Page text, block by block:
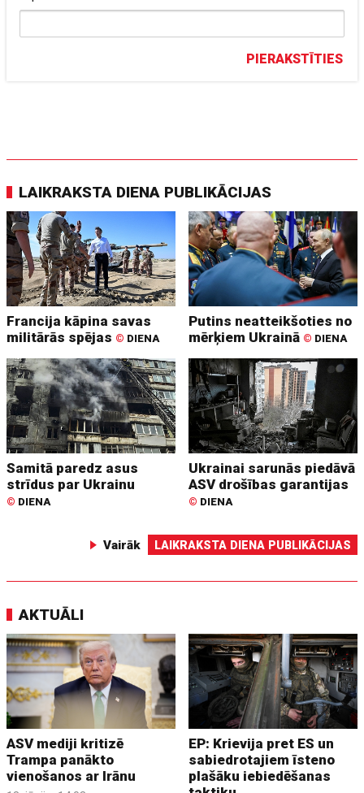
PIERAKSTĪTIES
LAIKRAKSTA DIENA PUBLIKĀCIJAS
Francija kāpina savas
militārās spējas © DIENA
Putins neatteikšoties no
mērķiem Ukrainā © DIENA
Samitā paredz asus
strīdus par Ukrainu
© DIENA
Ukrainai sarunās piedāvā
ASV drošības garantijas
© DIENA
Vairāk LAIKRAKSTA DIENA PUBLIKĀCIJAS
AKTUĀLI
ASV mediji kritizē
Trampa panākto
vienošanos ar Irānu
EP: Krievija pret ES un
sabiedrotajiem īsteno
plašāku iebiedēšanas